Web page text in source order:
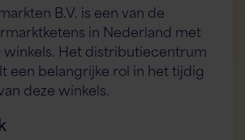
B.V. is een van de
in Nederland met
winkels. Het distributiecentrum
een belangrijke rol in het tijdig
deze winkels.